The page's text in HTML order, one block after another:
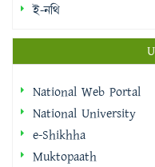
ই-নথি
National Web Portal
National University
e-Shikhha
Muktopaath